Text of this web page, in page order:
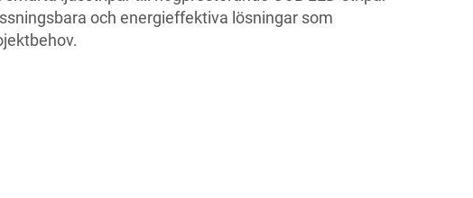
och energieffektiva lösningar som